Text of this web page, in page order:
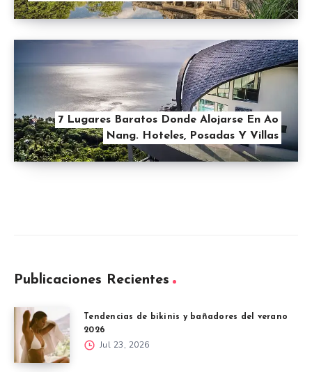
7 Lugares Baratos Donde Alojarse En Ao
Nang. Hoteles, Posadas Y Villas
Publicaciones Recientes
Tendencias de bikinis y bañadores del verano
2026
Jul 23, 2026